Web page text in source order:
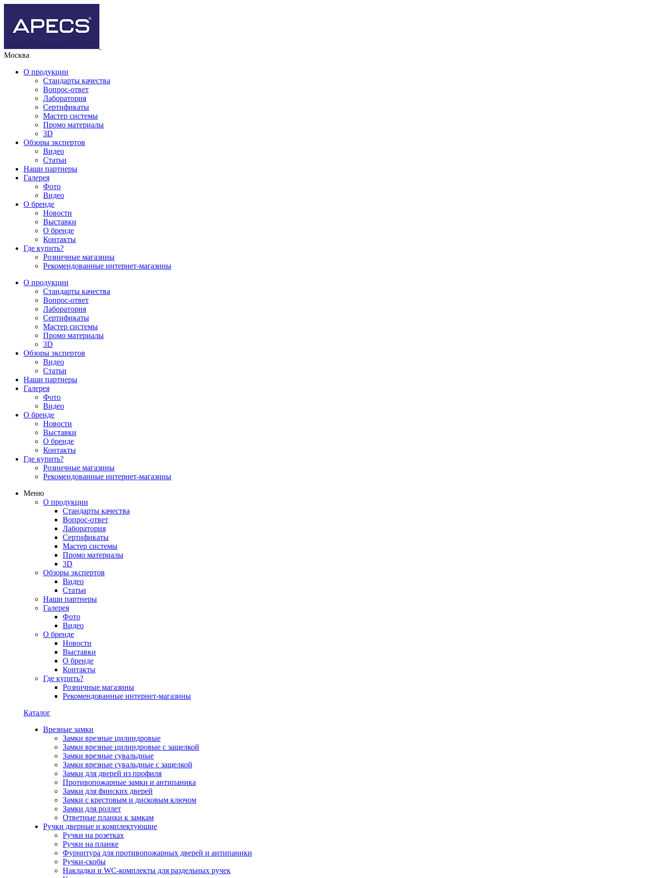
Москва
О продукции
Стандарты качества
Вопрос-ответ
Лаборатория
Сертификаты
Мастер системы
Промо материалы
3D
Обзоры экспертов
Видео
Статьи
Наши партнеры
Галерея
Фото
Видео
О бренде
Новости
Выставки
О бренде
Контакты
Где купить?
Розничные магазины
Рекомендованные интернет-магазины
О продукции
Стандарты качества
Вопрос-ответ
Лаборатория
Сертификаты
Мастер системы
Промо материалы
3D
Обзоры экспертов
Видео
Статьи
Наши партнеры
Галерея
Фото
Видео
О бренде
Новости
Выставки
О бренде
Контакты
Где купить?
Розничные магазины
Рекомендованные интернет-магазины
Меню
О продукции
Стандарты качества
Вопрос-ответ
Лаборатория
Сертификаты
Мастер системы
Промо материалы
3D
Обзоры экспертов
Видео
Статьи
Наши партнеры
Галерея
Фото
Видео
О бренде
Новости
Выставки
О бренде
Контакты
Где купить?
Розничные магазины
Рекомендованные интернет-магазины
Каталог
Врезные замки
Замки врезные цилиндровые
Замки врезные цилиндровые с защелкой
Замки врезные сувальдные
Замки врезные сувальдные с защелкой
Замки для дверей из профиля
Противопожарные замки и антипаника
Замки для финских дверей
Замки с крестовым и дисковым ключом
Замки для роллет
Ответные планки к замкам
Ручки дверные и комплектующие
Ручки на розетках
Ручки на планке
Фурнитура для противопожарных дверей и антипаники
Ручки-скобы
Накладки и WC-комплекты для раздельных ручек